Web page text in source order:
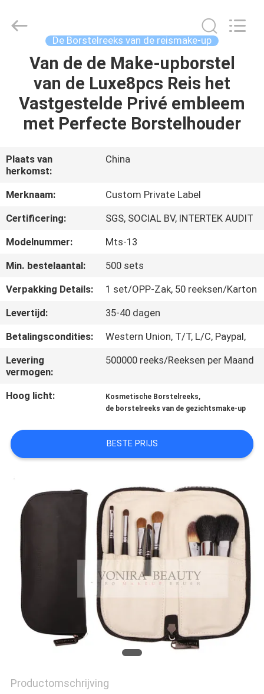
HUIS
PRODUCTEN
ONS
FABRIEKSREIS
KWALITEITSCONTROLE
SITEMAP
PRIVACY
POLICY
Chanmy
Cosmetics
De Borstelreeks van de reismake-up
Van de de Make-upborstel
van de Luxe8pcs Reis het
Vastgestelde Privé embleem
met Perfecte Borstelhouder
Plaats van
herkomst:
China
Merknaam:
Custom Private Label
Certificering:
SGS, SOCIAL BV, INTERTEK AUDIT
Modelnummer:
Mts-13
Min. bestelaantal:
500 sets
Verpakking Details:
1 set/OPP-Zak, 50 reeksen/Karton
Levertijd:
35-40 dagen
Betalingscondities:
Western Union, T/T, L/C, Paypal,
Levering
vermogen:
500000 reeks/Reeksen per Maand
Hoog licht: Kosmetische Borstelreeks,
de borstelreeks van de gezichtsmake-up
BESTE PRIJS
Productomschrijving